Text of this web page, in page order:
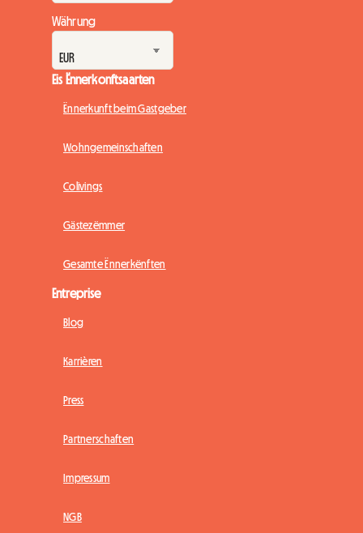
Währung
Eis Ënnerkonftsaarten
Ënnerkunft beim Gastgeber
Wohngemeinschaften
Colivings
Gästezëmmer
Gesamte Ënnerkënften
Entreprise
Blog
Karrièren
Press
Partnerschaften
Impressum
NGB